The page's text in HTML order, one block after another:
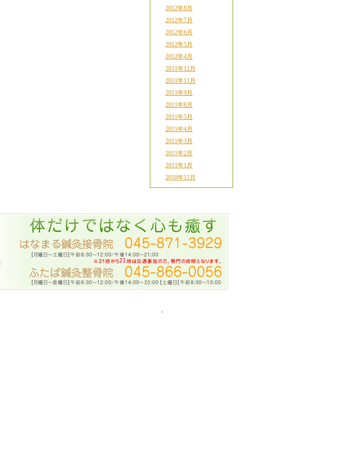
2012年8月
2012年7月
2012年6月
2012年5月
2012年4月
2011年12月
2011年11月
2011年9月
2011年8月
2011年5月
2011年4月
2011年3月
2011年2月
2011年1月
2010年11月